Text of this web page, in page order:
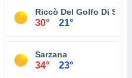
Riccò Del Golfo Di
30° 21°
Sarzana
34° 23°